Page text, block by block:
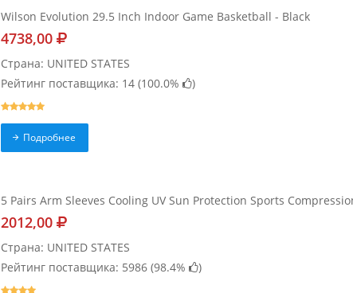
Wilson Evolution 29.5 Inch Indoor Game Basketball - Black
4738,00
Страна: UNITED STATES
Рейтинг поставщика: 14 (100.0% )
Подробнее
5 Pairs Arm Sleeves Cooling UV Sun Protection Sports
2012,00
Страна: UNITED STATES
Рейтинг поставщика: 5986 (98.4% )